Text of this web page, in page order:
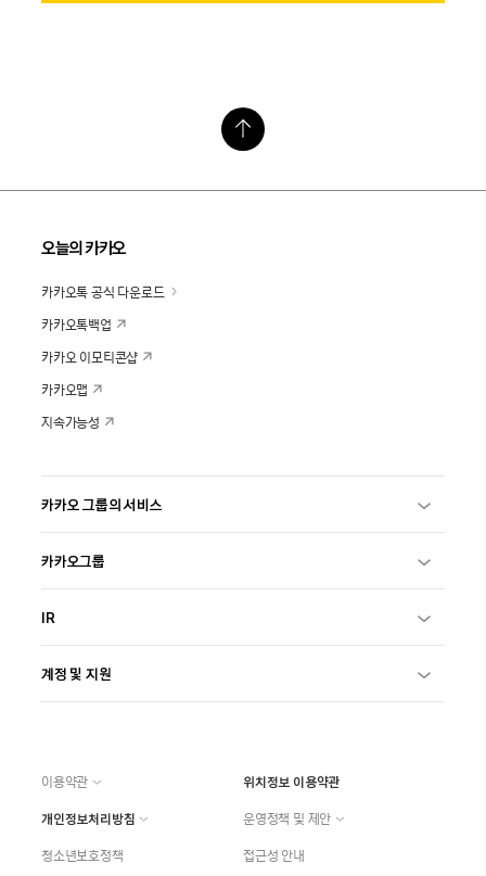
오늘의 카카오
카카오톡 공식 다운로드
카카오톡백업
카카오 이모티콘샵
카카오맵
지속가능성
카카오 그룹의 서비스
카카오그룹
IR
계정 및 지원
이용약관
위치정보 이용약관
개인정보처리방침
운영정책 및 제안
청소년보호정책
접근성 안내